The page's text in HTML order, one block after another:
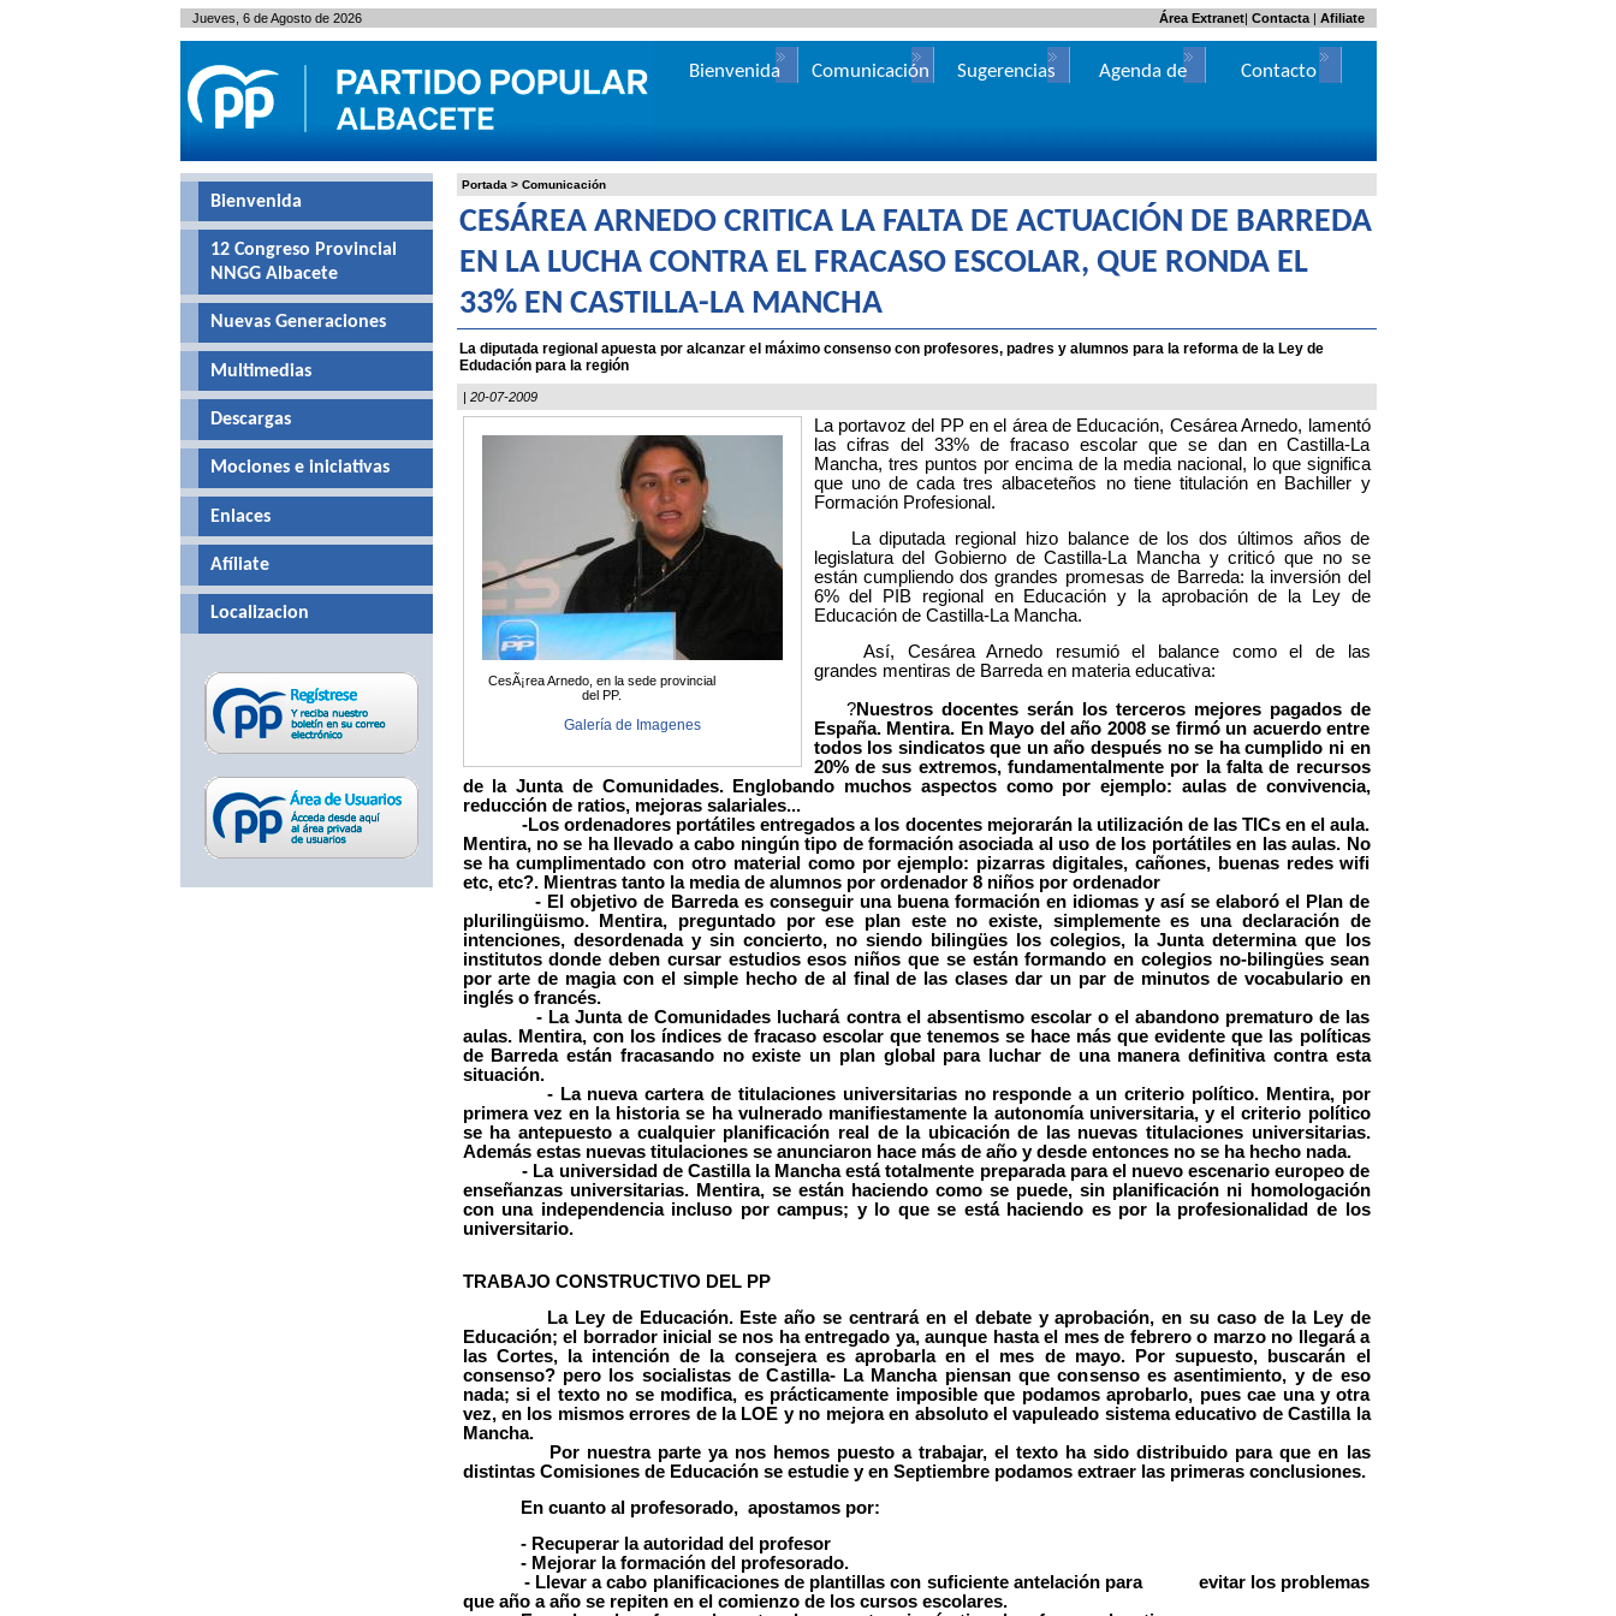
Portada > Comunicación
CESÁREA ARNEDO CRITICA LA FALTA DE ACTUACIÓN DE BARREDA
EN LA LUCHA CONTRA EL FRACASO ESCOLAR, QUE RONDA EL
33% EN CASTILLA-LA MANCHA
La diputada regional apuesta por alcanzar el máximo consenso con profesores, padres y alumnos para la reforma de la Ley de
Edudación para la región
| 20-07-2009
CesÃ¡rea Arnedo, en la sede provincial
del PP.
Galería de Imagenes
La portavoz del PP en el área de Educación, Cesárea Arnedo, lamentó
las cifras del 33% de fracaso escolar que se dan en Castilla-La
Mancha, tres puntos por encima de la media nacional, lo que significa
que uno de cada tres albaceteños no tiene titulación en Bachiller y
Formación Profesional.
La diputada regional hizo balance de los dos últimos años de
legislatura del Gobierno de Castilla-La Mancha y criticó que no se
están cumpliendo dos grandes promesas de Barreda: la inversión del
6% del PIB regional en Educación y la aprobación de la Ley de
Educación de Castilla-La Mancha.
Así, Cesárea Arnedo resumió el balance como el de las
grandes mentiras de Barreda en materia educativa:
?Nuestros docentes serán los terceros mejores pagados de
España. Mentira. En Mayo del año 2008 se firmó un acuerdo entre
todos los sindicatos que un año después no se ha cumplido ni en
20% de sus extremos, fundamentalmente por la falta de recursos
de la Junta de Comunidades. Englobando muchos aspectos como por ejemplo: aulas de convivencia,
reducción de ratios, mejoras salariales...
-Los ordenadores portátiles entregados a los docentes mejorarán la utilización de las TICs en el aula.
Mentira, no se ha llevado a cabo ningún tipo de formación asociada al uso de los portátiles en las aulas. No
se ha cumplimentado con otro material como por ejemplo: pizarras digitales, cañones, buenas redes wifi
etc, etc?. Mientras tanto la media de alumnos por ordenador 8 niños por ordenador
- El objetivo de Barreda es conseguir una buena formación en idiomas y así se elaboró el Plan de
plurilingüismo. Mentira, preguntado por ese plan este no existe, simplemente es una declaración de
intenciones, desordenada y sin concierto, no siendo bilingües los colegios, la Junta determina que los
institutos donde deben cursar estudios esos niños que se están formando en colegios no-bilingües sean
por arte de magia con el simple hecho de al final de las clases dar un par de minutos de vocabulario en
inglés o francés.
- La Junta de Comunidades luchará contra el absentismo escolar o el abandono prematuro de las
aulas. Mentira, con los índices de fracaso escolar que tenemos se hace más que evidente que las políticas
de Barreda están fracasando no existe un plan global para luchar de una manera definitiva contra esta
situación.
- La nueva cartera de titulaciones universitarias no responde a un criterio político. Mentira, por
primera vez en la historia se ha vulnerado manifiestamente la autonomía universitaria, y el criterio político
se ha antepuesto a cualquier planificación real de la ubicación de las nuevas titulaciones universitarias.
Además estas nuevas titulaciones se anunciaron hace más de año y desde entonces no se ha hecho nada.
- La universidad de Castilla la Mancha está totalmente preparada para el nuevo escenario europeo de
enseñanzas universitarias. Mentira, se están haciendo como se puede, sin planificación ni homologación
con una independencia incluso por campus; y lo que se está haciendo es por la profesionalidad de los
universitario.
TRABAJO CONSTRUCTIVO DEL PP
La Ley de Educación. Este año se centrará en el debate y aprobación, en su caso de la Ley de
Educación; el borrador inicial se nos ha entregado ya, aunque hasta el mes de febrero o marzo no llegará a
las Cortes, la intención de la consejera es aprobarla en el mes de mayo. Por supuesto, buscarán el
consenso? pero los socialistas de Castilla- La Mancha piensan que consenso es asentimiento, y de eso
nada; si el texto no se modifica, es prácticamente imposible que podamos aprobarlo, pues cae una y otra
vez, en los mismos errores de la LOE y no mejora en absoluto el vapuleado sistema educativo de Castilla la
Mancha.
Por nuestra parte ya nos hemos puesto a trabajar, el texto ha sido distribuido para que en las
distintas Comisiones de Educación se estudie y en Septiembre podamos extraer las primeras conclusiones.
En cuanto al profesorado, apostamos por:
- Recuperar la autoridad del profesor
- Mejorar la formación del profesorado.
- Llevar a cabo planificaciones de plantillas con suficiente antelación para evitar los problemas
que año a año se repiten en el comienzo de los cursos escolares.
Bienvenida
12 Congreso Provincial
NNGG Albacete
Nuevas Generaciones
Multimedias
Descargas
Mociones e iniciativas
Enlaces
Afíliate
Localizacion
Jueves, 6 de Agosto de 2026 | Contacta| Afiliate
Área Extranet
Bienvenida Comunicación Sugerencias
Agenda de
Contacto